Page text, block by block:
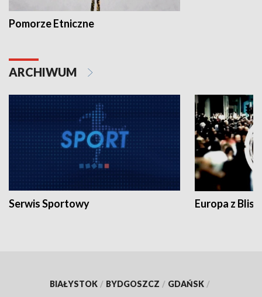
Pomorze Etniczne
ARCHIWUM
Serwis Sportowy Europa z
BIAŁYSTOK / BYDGOSZCZ / GDAŃSK /